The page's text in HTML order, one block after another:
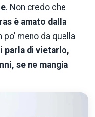
. Non credo che
è amato dalla
po’ meno da quella
parla di vietarlo,
se ne mangia